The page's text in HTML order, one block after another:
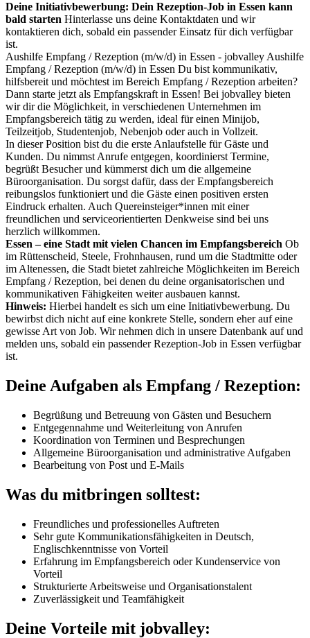
Deine Initiativbewerbung: Dein Rezeption-Job in Essen kann
bald starten Hinterlasse uns deine Kontaktdaten und wir
kontaktieren dich, sobald ein passender Einsatz für dich verfügbar
ist.
Aushilfe Empfang / Rezeption (m/w/d) in Essen - jobvalley Aushilfe
Empfang / Rezeption (m/w/d) in Essen Du bist kommunikativ,
hilfsbereit und möchtest im Bereich Empfang / Rezeption arbeiten?
Dann starte jetzt als Empfangskraft in Essen! Bei jobvalley bieten
wir dir die Möglichkeit, in verschiedenen Unternehmen im
Empfangsbereich tätig zu werden, ideal für einen Minijob,
Teilzeitjob, Studentenjob, Nebenjob oder auch in Vollzeit.
In dieser Position bist du die erste Anlaufstelle für Gäste und
Kunden. Du nimmst Anrufe entgegen, koordinierst Termine,
begrüßt Besucher und kümmerst dich um die allgemeine
Büroorganisation. Du sorgst dafür, dass der Empfangsbereich
reibungslos funktioniert und die Gäste einen positiven ersten
Eindruck erhalten. Auch Quereinsteiger*innen mit einer
freundlichen und serviceorientierten Denkweise sind bei uns
herzlich willkommen.
Essen – eine Stadt mit vielen Chancen im Empfangsbereich Ob
im Rüttenscheid, Steele, Frohnhausen, rund um die Stadtmitte oder
im Altenessen, die Stadt bietet zahlreiche Möglichkeiten im Bereich
Empfang / Rezeption, bei denen du deine organisatorischen und
kommunikativen Fähigkeiten weiter ausbauen kannst.
Hinweis: Hierbei handelt es sich um eine Initiativbewerbung. Du
bewirbst dich nicht auf eine konkrete Stelle, sondern eher auf eine
gewisse Art von Job. Wir nehmen dich in unsere Datenbank auf und
melden uns, sobald ein passender Rezeption-Job in Essen verfügbar
ist.
Deine Aufgaben als Empfang / Rezeption:
Begrüßung und Betreuung von Gästen und Besuchern
Entgegennahme und Weiterleitung von Anrufen
Koordination von Terminen und Besprechungen
Allgemeine Büroorganisation und administrative Aufgaben
Bearbeitung von Post und E-Mails
Was du mitbringen solltest:
Freundliches und professionelles Auftreten
Sehr gute Kommunikationsfähigkeiten in Deutsch,
Englischkenntnisse von Vorteil
Erfahrung im Empfangsbereich oder Kundenservice von
Vorteil
Strukturierte Arbeitsweise und Organisationstalent
Zuverlässigkeit und Teamfähigkeit
Deine Vorteile mit jobvalley: